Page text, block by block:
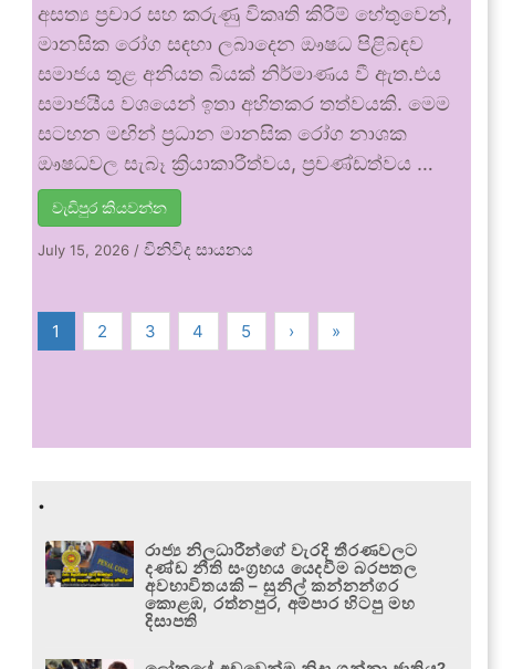
අසත්‍ය ප්‍රචාර සහ කරුණු විකෘති කිරීම් හේතුවෙන්,
මානසික රෝග සඳහා ලබාදෙන ඖෂධ පිළිබඳව
සමාජය තුළ අනියත බියක් නිර්මාණය වී ඇත.එය
සමාජයීය වශයෙන් ඉතා අහිතකර තත්වයකි. මෙම
සටහන මඟින් ප්‍රධාන මානසික රෝග නාශක
ඖෂධවල සැබෑ ක්‍රියාකාරීත්වය, ප්‍රචණ්ඩත්වය …
වැඩිපුර කියවන්න
July 15, 2026 /විනිවිද සායනය
1 2 3 4 5 › »
.
රාජ්‍ය නිලධාරීන්ගේ වැරදි තීරණවලට
දණ්ඩ නීති සංග්‍රහය යෙදවීම බරපතල
අවභාවිතයකි – සුනිල් කන්නන්ගර
කොළඹ, රත්නපුර, අම්පාර හිටපු මහ
දිසාපති